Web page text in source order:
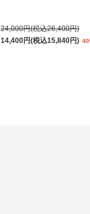
24,000円(税込26,400円)
14,400円(税込15,840円)